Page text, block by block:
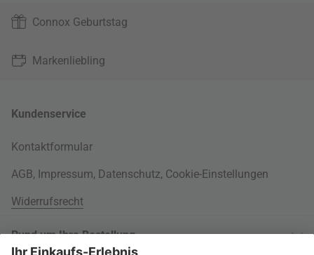
Connox Geburtstag
Markenliebling
Kundenservice
Kontaktformular
AGB, Impressum, Datenschutz, Cookie-Einstellungen
Widerrufsrecht
Rund um Ihre Bestellung